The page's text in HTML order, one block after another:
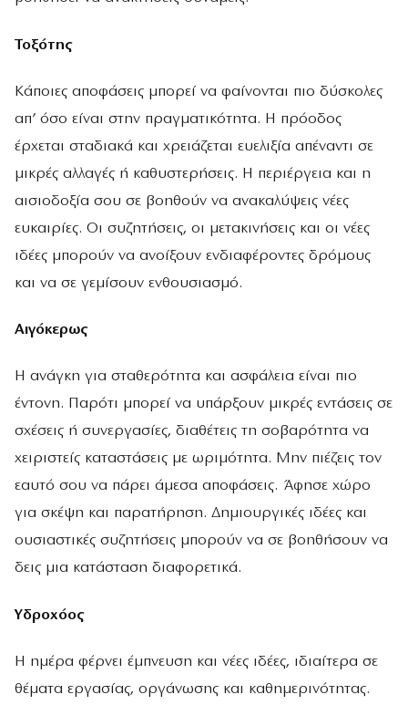
Τοξότης
Κάποιες αποφάσεις μπορεί να φαίνονται πιο δύσκολες
απ’ όσο είναι στην πραγματικότητα. Η πρόοδος
έρχεται σταδιακά και χρειάζεται ευελιξία απέναντι σε
μικρές αλλαγές ή καθυστερήσεις. Η περιέργεια και η
αισιοδοξία σου σε βοηθούν να ανακαλύψεις νέες
ευκαιρίες. Οι συζητήσεις, οι μετακινήσεις και οι νέες
ιδέες μπορούν να ανοίξουν ενδιαφέροντες δρόμους
και να σε γεμίσουν ενθουσιασμό.
Αιγόκερως
Η ανάγκη για σταθερότητα και ασφάλεια είναι πιο
έντονη. Παρότι μπορεί να υπάρξουν μικρές εντάσεις σε
σχέσεις ή συνεργασίες, διαθέτεις τη σοβαρότητα να
χειριστείς καταστάσεις με ωριμότητα. Μην πιέζεις τον
εαυτό σου να πάρει άμεσα αποφάσεις. Άφησε χώρο
για σκέψη και παρατήρηση. Δημιουργικές ιδέες και
ουσιαστικές συζητήσεις μπορούν να σε βοηθήσουν να
δεις μια κατάσταση διαφορετικά.
Υδροχόος
Η ημέρα φέρνει έμπνευση και νέες ιδέες, ιδιαίτερα σε
θέματα εργασίας, οργάνωσης και καθημερινότητας.